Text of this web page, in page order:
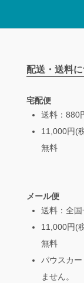
配送・送料
宅配便
送料：880
11,000円(
無料
メール便
送料：全
11,000円(
無料
パウスカ
ません。